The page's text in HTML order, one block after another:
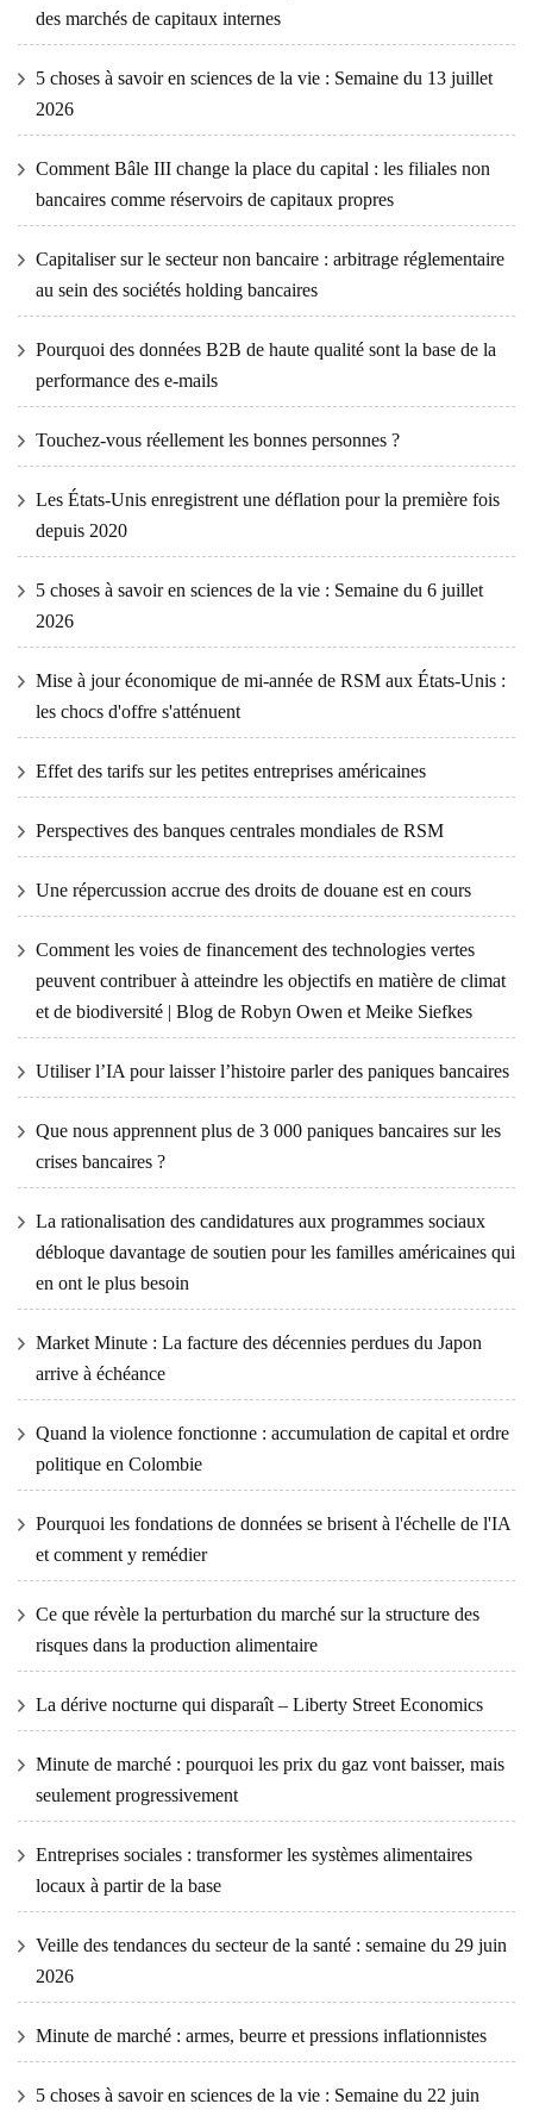
des marchés de capitaux internes
5 choses à savoir en sciences de la vie : Semaine du 13 juillet
2026
Comment Bâle III change la place du capital : les filiales non
bancaires comme réservoirs de capitaux propres
Capitaliser sur le secteur non bancaire : arbitrage réglementaire
au sein des sociétés holding bancaires
Pourquoi des données B2B de haute qualité sont la base de la
performance des e-mails
Touchez-vous réellement les bonnes personnes ?
Les États-Unis enregistrent une déflation pour la première fois
depuis 2020
5 choses à savoir en sciences de la vie : Semaine du 6 juillet
2026
Mise à jour économique de mi-année de RSM aux États-Unis :
les chocs d'offre s'atténuent
Effet des tarifs sur les petites entreprises américaines
Perspectives des banques centrales mondiales de RSM
Une répercussion accrue des droits de douane est en cours
Comment les voies de financement des technologies vertes
peuvent contribuer à atteindre les objectifs en matière de climat
et de biodiversité | Blog de Robyn Owen et Meike Siefkes
Utiliser l’IA pour laisser l’histoire parler des paniques bancaires
Que nous apprennent plus de 3 000 paniques bancaires sur les
crises bancaires ?
La rationalisation des candidatures aux programmes sociaux
débloque davantage de soutien pour les familles américaines qui
en ont le plus besoin
Market Minute : La facture des décennies perdues du Japon
arrive à échéance
Quand la violence fonctionne : accumulation de capital et ordre
politique en Colombie
Pourquoi les fondations de données se brisent à l'échelle de l'IA
et comment y remédier
Ce que révèle la perturbation du marché sur la structure des
risques dans la production alimentaire
La dérive nocturne qui disparaît – Liberty Street Economics
Minute de marché : pourquoi les prix du gaz vont baisser, mais
seulement progressivement
Entreprises sociales : transformer les systèmes alimentaires
locaux à partir de la base
Veille des tendances du secteur de la santé : semaine du 29 juin
2026
Minute de marché : armes, beurre et pressions inflationnistes
5 choses à savoir en sciences de la vie : Semaine du 22 juin